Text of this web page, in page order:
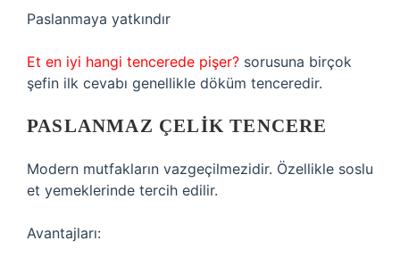
Paslanmaya yatkındır
Et en iyi hangi tencerede pişer? sorusuna birçok
şefin ilk cevabı genellikle döküm tenceredir.
PASLANMAZ ÇELIK TENCERE
Modern mutfakların vazgeçilmezidir. Özellikle soslu
et yemeklerinde tercih edilir.
Avantajları: